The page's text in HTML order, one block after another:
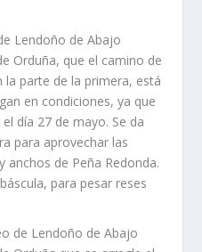
Lendoño de Abajo
Orduña, que el camino de
la parte de la primera, está
en condiciones, ya que
día 27 de mayo. Se da
para aprovechar las
anchos de Peña Redonda.
para pesar reses
de Lendoño de Abajo